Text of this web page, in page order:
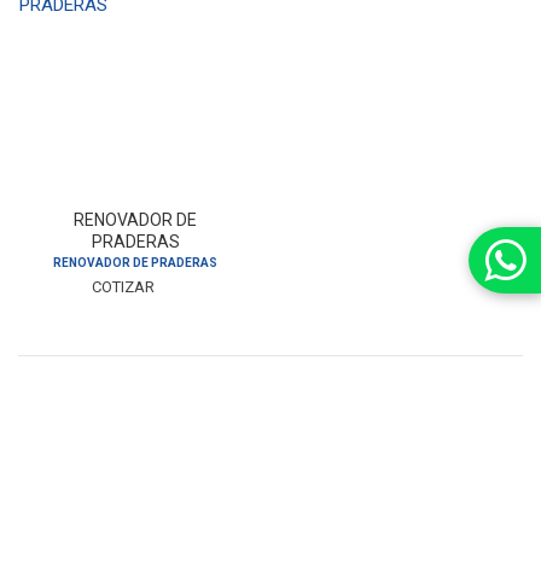
RENOVADOR DE
PRADERAS
RENOVADOR DE PRADERAS
COTIZAR